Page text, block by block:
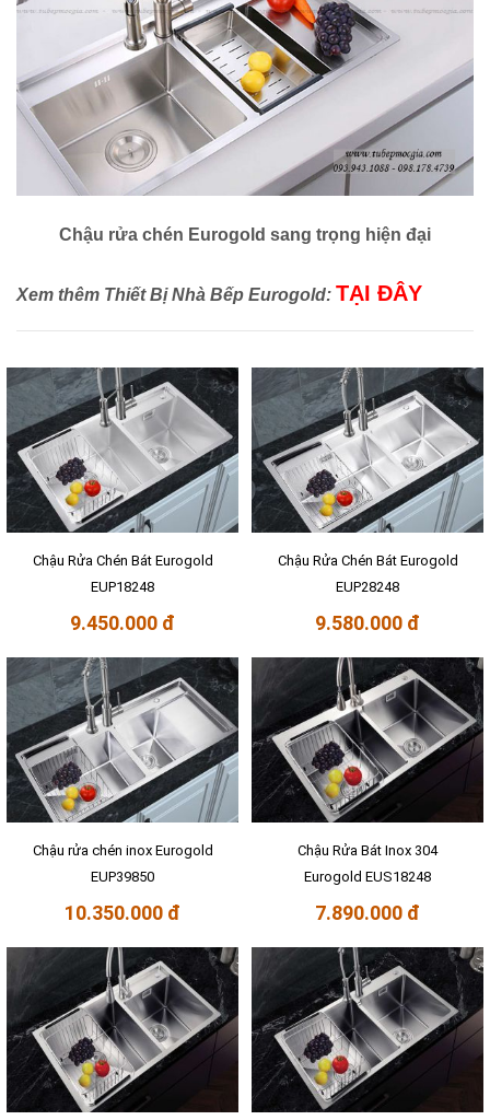
Chậu rửa chén Eurogold sang trọng hiện đại
Xem thêm Thiết Bị Nhà Bếp Eurogold: TẠI ĐÂY
Chậu Rửa Chén Bát Eurogold
EUP18248
9.450.000 đ
Chậu Rửa Chén Bát Eurogold
EUP28248
9.580.000 đ
Chậu rửa chén inox Eurogold
EUP39850
10.350.000 đ
Chậu Rửa Bát Inox 304
Eurogold EUS18248
7.890.000 đ